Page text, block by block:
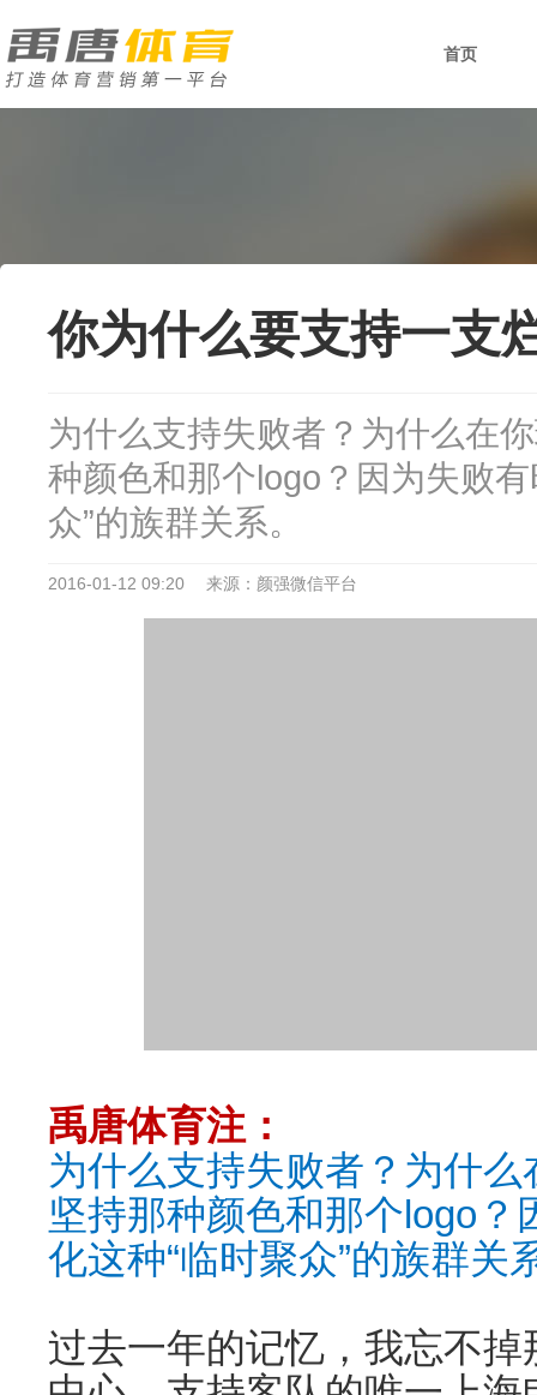
首页
你为什么要支持一支
为什么支持失败者？为什么在
种颜色和那个logo？因为失败
众”的族群关系。
2016-01-12 09:20 来源：颜强微信平台
禹唐体育注：
为什么支持失败者？为什
坚持那种颜色和那个logo？
化这种“临时聚众”的族群关
过去一年的记忆，我忘不